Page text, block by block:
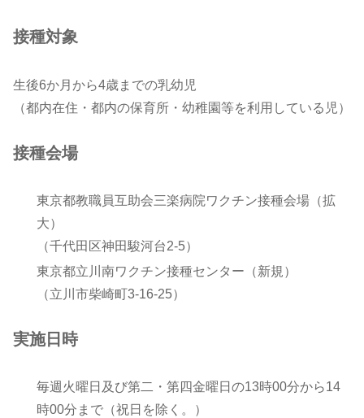
接種対象
生後6か月から4歳までの乳幼児
（都内在住・都内の保育所・幼稚園等を利用している児）
接種会場
東京都教職員互助会三楽病院ワクチン接種会場（拡
大）
（千代田区神田駿河台2-5）
東京都立川南ワクチン接種センター（新規）
（立川市柴崎町3-16-25）
実施日時
毎週火曜日及び第二・第四金曜日の13時00分から14
時00分まで（祝日を除く。）